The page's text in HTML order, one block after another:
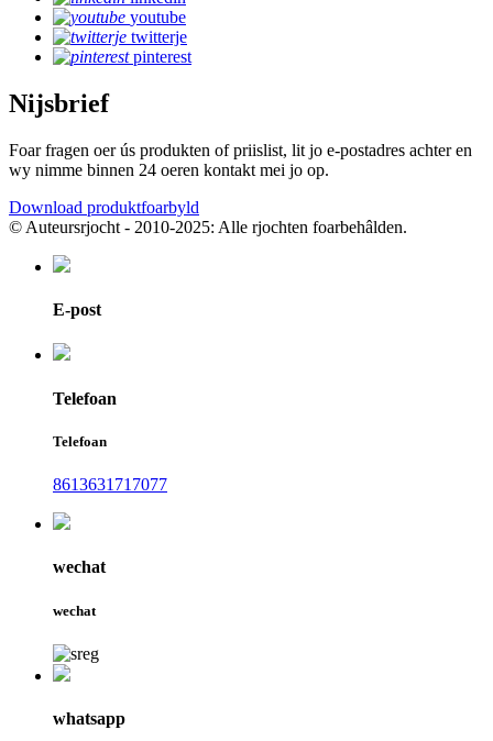
youtube
twitterje
pinterest
Nijsbrief
Foar fragen oer ús produkten of priislist, lit jo e-postadres achter en
wy nimme binnen 24 oeren kontakt mei jo op.
Download produktfoarbyld
© Auteursrjocht - 2010-2025: Alle rjochten foarbehâlden.
E-post
Telefoan
Telefoan
8613631717077
wechat
wechat
whatsapp